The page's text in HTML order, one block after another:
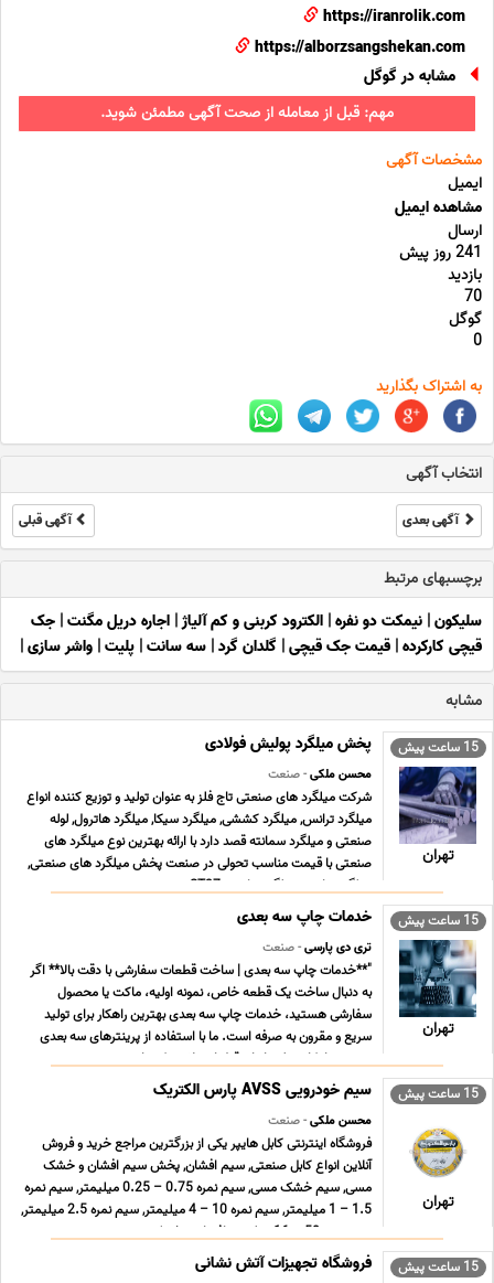
https://iranrolik.com
https://alborzsangshekan.com
مشابه در گوگل
مهم: قبل از معامله از صحت آگهی مطمئن شوید.
مشخصات آگهی
ایمیل
مشاهده ایمیل
ارسال
241 روز پیش
بازدید
70
گوگل
0
به اشتراک بگذارید
انتخاب آگهی
آگهی بعدی آگهی قبلی
برچسبهای مرتبط
سلیکون| نیمکت دو نفره| الکترود کربنی و کم آلیاژ| اجاره دریل مگنت| جک
قیچی کارکرده| قیمت جک قیچی| گلدان گرد| سه سانت| پلیت| واشر سازی|
مشابه
15 ساعت پیش
تهران
پخش میلگرد پولیش فولادی
محسن ملکی- صنعت
شرکت میلگرد های صنعتی تاج فلز به عنوان تولید و توزیع کننده انواع
میلگرد ترانس, میلگرد کششی, میلگرد سیکا, میلگرد هاترول, لوله
صنعتی و میلگرد سمانته قصد دارد با ارائه بهترین نوع میلگرد های
صنعتی با قیمت مناسب تحولی در صنعت پخش میلگرد های صنعتی,
میلگرد ترانس, میلگرد ترانسی ST37 , می ... ...
15 ساعت پیش
تهران
خدمات چاپ سه بعدی
تری دی پارسی- صنعت
"**خدمات چاپ سه بعدی | ساخت قطعات سفارشی با دقت بالا** اگر
به دنبال ساخت یک قطعه خاص، نمونه اولیه، ماکت یا محصول
سفارشی هستید، خدمات چاپ سه بعدی بهترین راهکار برای تولید
سریع و مقرون به صرفه است. ما با استفاده از پرینترهای سه بعدی
صنعتی، امکان تولید انواع قطعات پلاستیکی را ب ... ...
15 ساعت پیش
تهران
سیم خودرویی AVSS پارس الکتریک
محسن ملکی- صنعت
فروشگاه اینترنتی کابل هایپر یکی از بزرگترین مراجع خرید و فروش
آنلاین انواع کابل صنعتی, سیم افشان, پخش سیم افشان و خشک
مسی, سیم خشک مسی, سیم نمره 0.75 – 0.25 میلیمتر, سیم نمره
1.5 – 1 میلیمتر, سیم نمره 10 – 4 میلیمتر, سیم نمره 2.5 میلیمتر,
سیم نمره 50 – 16 میلیمتر افشان و خشک زمین ... ...
15 ساعت پیش فروشگاه تجهیزات آتش نشانی